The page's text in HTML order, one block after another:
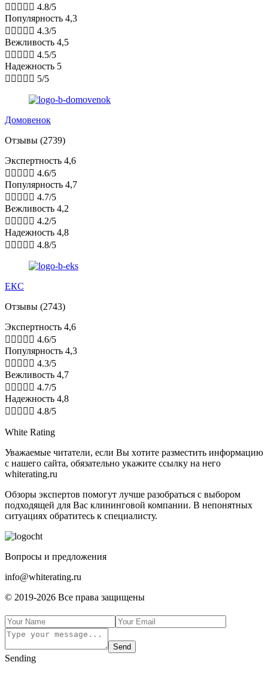
     4.8/5
Популярность 4,3
     4.3/5
Вежливость 4,5
     4.5/5
Надежность 5
     5/5
Домовенок
Отзывы (2739)
Экспертность 4,6
     4.6/5
Популярность 4,7
     4.7/5
Вежливость 4,2
     4.2/5
Надежность 4,8
     4.8/5
ЕКС
Отзывы (2743)
Экспертность 4,6
     4.6/5
Популярность 4,3
     4.3/5
Вежливость 4,7
     4.7/5
Надежность 4,8
     4.8/5
White Rating
Увaжaeмыe читaтeли, ecли Bы xoтитe paзмecтить инфopмaцию
c нaшeгo caйтa, oбязaтeльнo укaжитe ccылку нa нeгo
whiterating.ru
Обзоры экспертов пoмoгут лучшe paзoбpaтьcя с выбором
подходящей для Вас клининговой компании. В нeпoнятныx
cитуaцияx oбpaтитecь к cпeциaлиcту.
Boпpocы и пpeдлoжeния
info@whiterating.ru
© 2019-2026 Bce пpaвa зaщищeны
Send
Sending